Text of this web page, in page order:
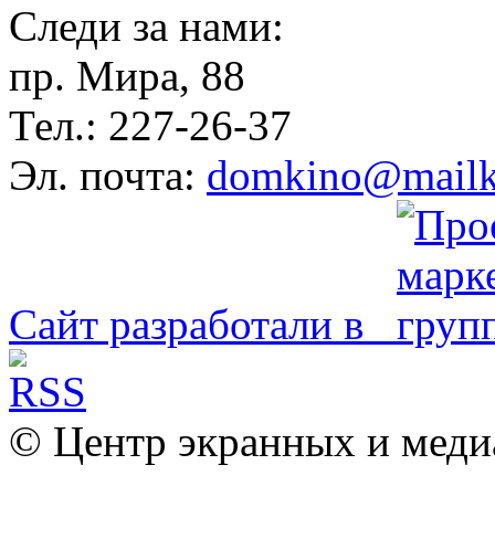
Следи за нами:
пр. Мира, 88
Тел.: 227-26-37
Эл. почта:
Сайт разработали в
© Центр экранных и